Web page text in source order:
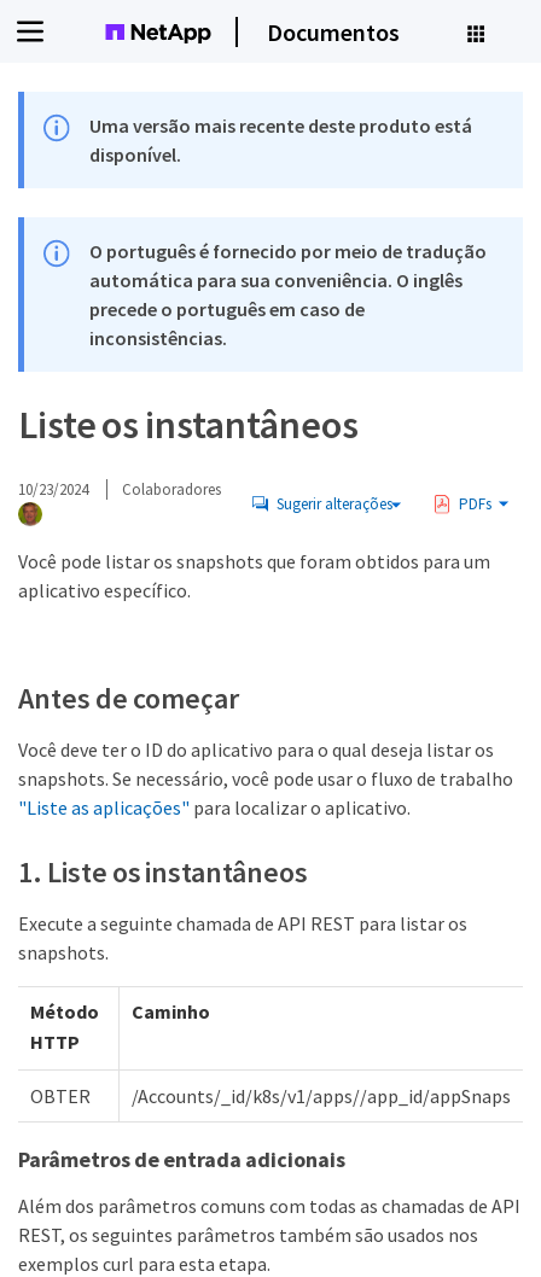
Documentos
Uma versão mais recente deste produto está
disponível.
O português é fornecido por meio de tradução
automática para sua conveniência. O inglês
precede o português em caso de
inconsistências.
Liste os instantâneos
10/23/2024 Colaboradores
Sugerir alterações PDFs
Você pode listar os snapshots que foram obtidos para um
aplicativo específico.
Antes de começar
Você deve ter o ID do aplicativo para o qual deseja listar os
snapshots. Se necessário, você pode usar o fluxo de trabalho
"Liste as aplicações" para localizar o aplicativo.
1. Liste os instantâneos
Execute a seguinte chamada de API REST para listar os
snapshots.
Método
HTTP
Caminho
OBTER /Accounts/_id/k8s/v1/apps//app_id/appSnaps
Parâmetros de entrada adicionais
Além dos parâmetros comuns com todas as chamadas de API
REST, os seguintes parâmetros também são usados nos
exemplos curl para esta etapa.